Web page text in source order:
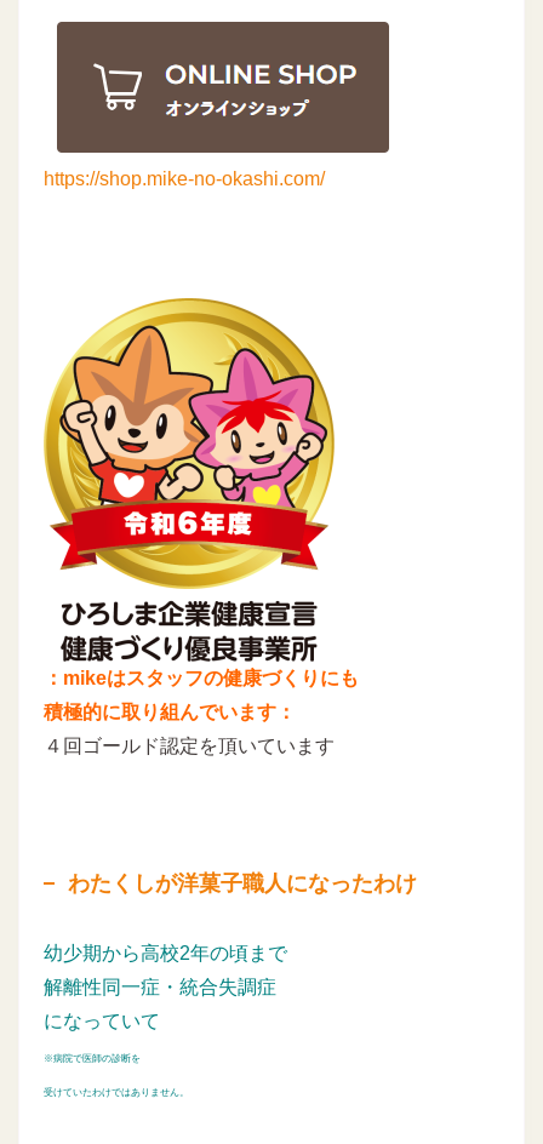
https://shop.mike-no-okashi.com/
：mikeはスタッフの健康づくりにも
積極的に取り組んでいます：
４回ゴールド認定を頂いています
わたくしが洋菓子職人になったわけ
幼少期から高校2年の頃まで
解離性同一症・統合失調症
になっていて
※病院で医師の診断を
受けていたわけではありません。